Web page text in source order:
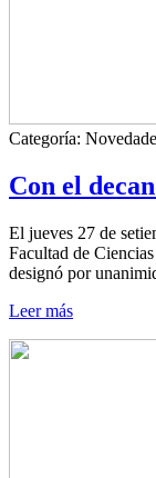
Categoría:
Con el
El jueves 27 de
Facultad de
designó por
Leer más